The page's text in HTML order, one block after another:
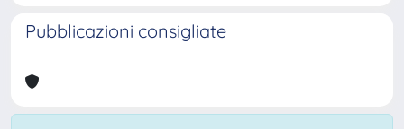
Pubblicazioni consigliate